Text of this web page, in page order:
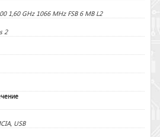
1,60 GHz 1066 MHz FSB 6 MB L2
2
USB